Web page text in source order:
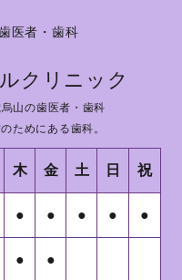
医者・歯科
クリニック
山の歯医者・歯科
ためにある歯科。
木 金 土 日 祝
● ● ● ● ●
● ●